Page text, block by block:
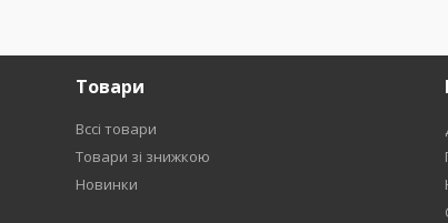
Товари
Вссі товари
Товари зі знижкою
Новинки